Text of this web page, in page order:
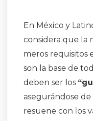
En México y
considera que la
meros requisitos
son la base de
deben ser los
asegurándose
resuene con los